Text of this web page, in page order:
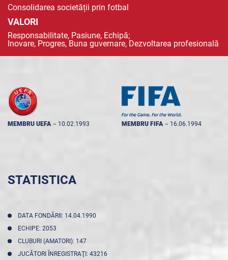
Consolidarea societății prin fotbal
VALORI
Responsabilitate, Pasiune, Echipă;
Inovare, Progres, Buna guvernare, Dezvoltarea profesională
MEMBRU UEFA -- 10.02.1993 MEMBRU FIFA -- 16.06.1994
STATISTICA
DATA FONDĂRII: 14.04.1990
ECHIPE: 2053
CLUBURI (AMATORI): 147
JUCĂTORI ÎNREGISTRAŢI: 43216